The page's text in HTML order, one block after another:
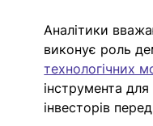
Аналітики
виконує роль
технологічних
інструмента
інвесторів